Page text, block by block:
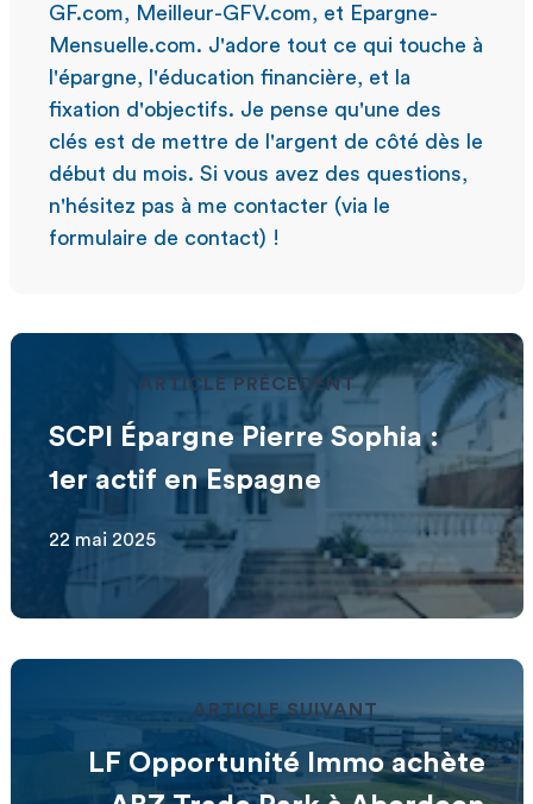
GF.com, Meilleur-GFV.com, et Epargne-
Mensuelle.com. J'adore tout ce qui touche à
l'épargne, l'éducation financière, et la
fixation d'objectifs. Je pense qu'une des
clés est de mettre de l'argent de côté dès le
début du mois. Si vous avez des questions,
n'hésitez pas à me contacter (via le
formulaire de contact) !
ARTICLE PRÉCÉDENT
SCPI Épargne Pierre Sophia :
1er actif en Espagne
22 mai 2025
ARTICLE SUIVANT
LF Opportunité Immo achète